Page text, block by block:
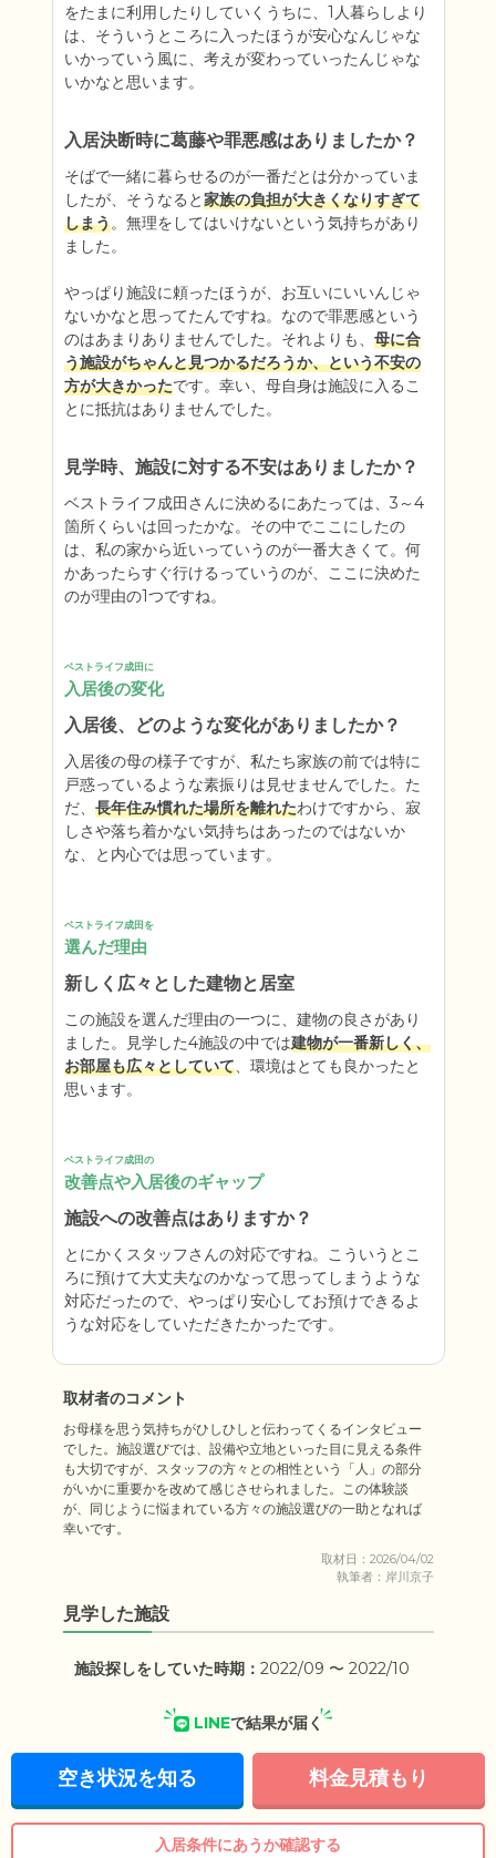
をたまに利用したりしていくうちに、1人暮らしより
は、そういうところに入ったほうが安心なんじゃな
いかっていう風に、考えが変わっていったんじゃな
いかなと思います。
入居決断時に葛藤や罪悪感はありましたか？
そばで一緒に暮らせるのが一番だとは分かっていま
したが、そうなると家族の負担が大きくなりすぎて
しまう。無理をしてはいけないという気持ちがあり
ました。
やっぱり施設に頼ったほうが、お互いにいいんじゃ
ないかなと思ってたんですね。なので罪悪感という
のはあまりありませんでした。それよりも、 母に合
う施設がちゃんと見つかるだろうか、という不安の
方が大きかったです。幸い、母自身は施設に入るこ
とに抵抗はありませんでした。
見学時、施設に対する不安はありましたか？
ベストライフ成田さんに決めるにあたっては、3～4
箇所くらいは回ったかな。その中でここにしたの
は、私の家から近いっていうのが一番大きくて。何
かあったらすぐ行けるっていうのが、ここに決めた
のが理由の1つですね。
ベストライフ成田に
入居後の変化
入居後、どのような変化がありましたか？
入居後の母の様子ですが、私たち家族の前では特に
戸惑っているような素振りは見せませんでした。た
だ、 長年住み慣れた場所を離れたわけですから、寂
しさや落ち着かない気持ちはあったのではないか
な、と内心では思っています。
ベストライフ成田を
選んだ理由
新しく広々とした建物と居室
この施設を選んだ理由の一つに、建物の良さがあり
ました。見学した4施設の中では建物が一番新しく、
お部屋も広々としていて、環境はとても良かったと
思います。
ベストライフ成田の
改善点や入居後のギャップ
施設への改善点はありますか？
とにかくスタッフさんの対応ですね。こういうとこ
ろに預けて大丈夫なのかなって思ってしまうような
対応だったので、やっぱり安心してお預けできるよ
うな対応をしていただきたかったです。
取材者のコメント
お母様を思う気持ちがひしひしと伝わってくるインタビュー
でした。施設選びでは、設備や立地といった目に見える条件
も大切ですが、スタッフの方々との相性という「人」の部分
がいかに重要かを改めて感じさせられました。この体験談
が、同じように悩まれている方々の施設選びの一助となれば
幸いです。
取材日：2026/04/02
執筆者：岸川京子
見学した施設
施設探しをしていた時期： 2022/09 〜 2022/10
LINEで結果が届く
空き状況を知る 料金見積もり
入居条件にあうか確認する